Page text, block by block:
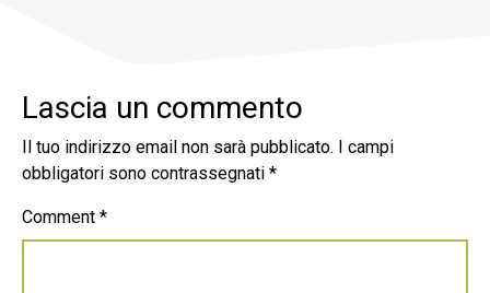
Lascia un commento
Il tuo indirizzo email non sarà pubblicato.
I campi
obbligatori sono contrassegnati *
Comment *